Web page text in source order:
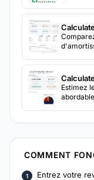
Estimez
COMMENT
Entrez votre